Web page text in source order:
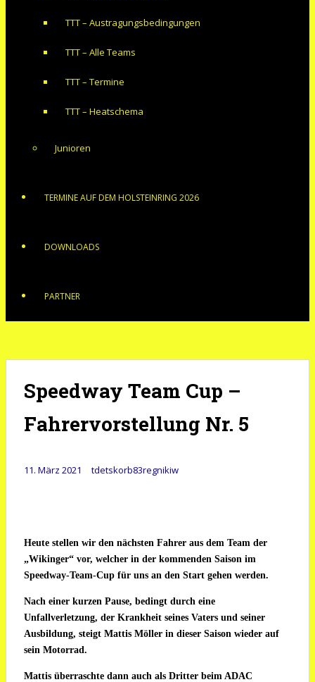
TTT – Austragungsbedingungen
TTT – Alle Teams
TTT – Termine
TTT – Heatschema
Junioren
TERMINE AUF DEM HOLSTEINRING 2026
DOWNLOADS
PARTNER
Speedway Team Cup –
Fahrervorstellung Nr. 5
11. März 2021 tdetskorb83regnikiw
Heute stellen wir den nächsten Fahrer aus dem Team der
„Wikinger“ vor, welcher in der kommenden Saison im
Speedway-Team-Cup für uns an den Start gehen werden.
Nach einer kurzen Pause, bedingt durch eine
Unfallverletzung, der Krankheit seines Vaters und seiner
Ausbildung, steigt Mattis Möller in dieser Saison wieder auf
sein Motorrad.
Mattis überraschte dann auch als Dritter beim ADAC